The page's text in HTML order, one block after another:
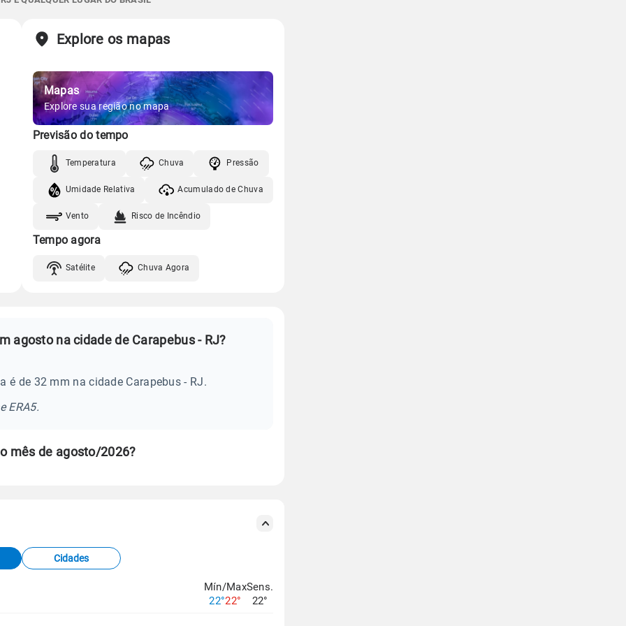
Vento Umidade
06:13h às 17:30h
Nova
Gráfico
Vento Umidade
Explore os mapas
Mapas
Explore sua região no mapa
Previsão do tempo
Temperatura Chuva Pressão
Umidade Relativa Acumulado de Chuva
Vento Risco de Incêndio
Tempo agora
Satélite Chuva Agora
agosto na cidade de Carapebus - RJ?
é de 32 mm na cidade Carapebus - RJ.
ERA5.
mês de agosto/2026?
Cidades
Mín/Max
22°22°
Sens.
22°